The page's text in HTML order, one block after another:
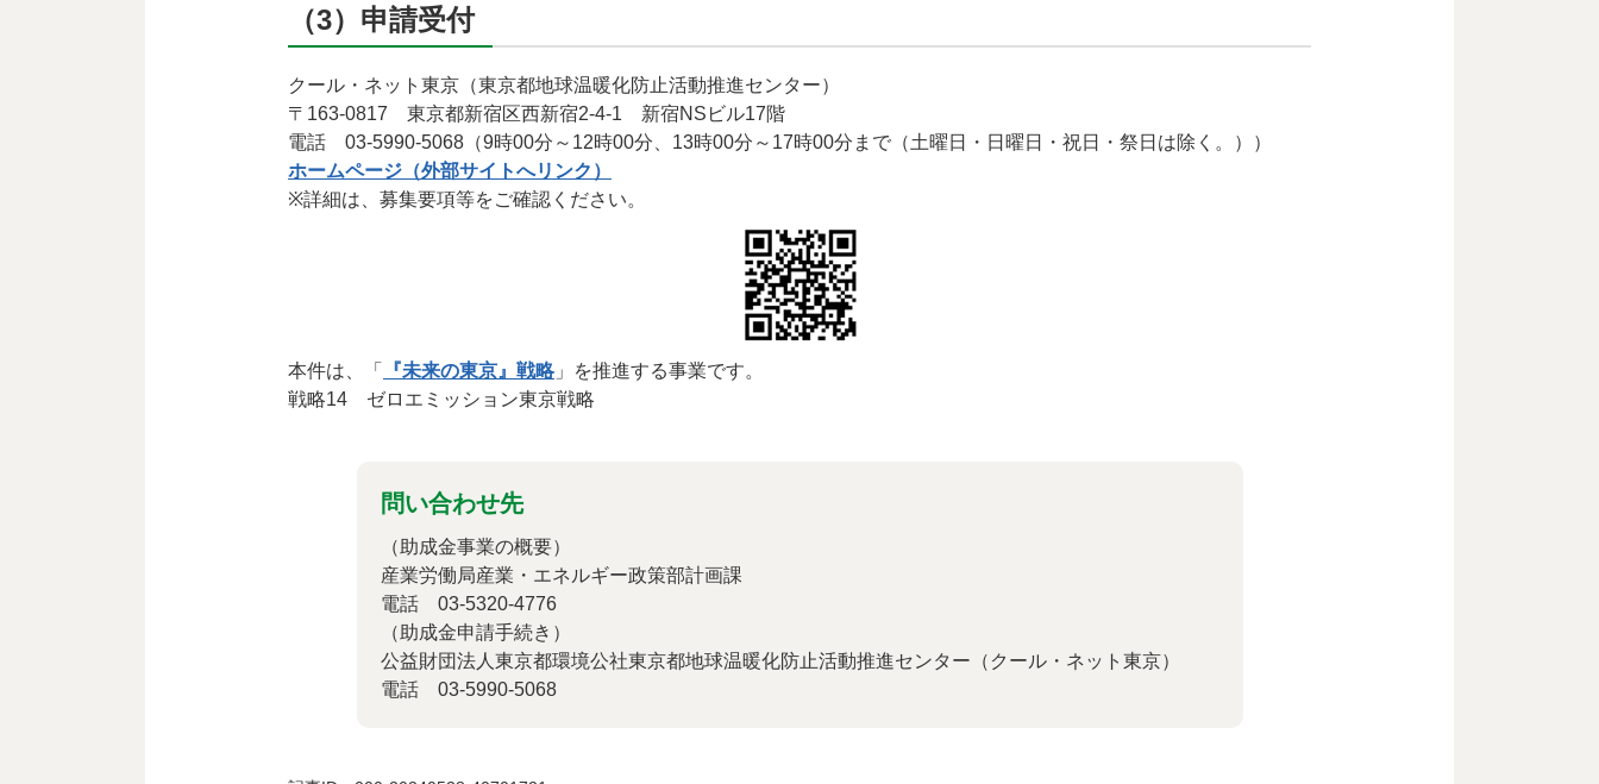
（3）申請受付
クール・ネット東京（東京都地球温暖化防止活動推進センター）
〒163-0817 東京都新宿区西新宿2-4-1 新宿NSビル17階
電話 03-5990-5068（9時00分～12時00分、13時00分～17時00分まで（土曜日・日曜日・祝日・祭日は除く。））
ホームページ（外部サイトへリンク）
※詳細は、募集要項等をご確認ください。
本件は、「 『未来の東京』戦略」を推進する事業です。
戦略14 ゼロエミッション東京戦略
問い合わせ先
（助成金事業の概要）
産業労働局産業・エネルギー政策部計画課
電話 03-5320-4776
（助成金申請手続き）
公益財団法人東京都環境公社東京都地球温暖化防止活動推進センター（クール・ネット東京）
電話 03-5990-5068